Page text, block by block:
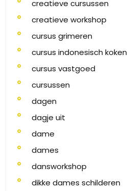
creatieve cursussen
creatieve workshop
cursus grimeren
cursus indonesisch koken
cursus vastgoed
cursussen
dagen
dagje uit
dame
dames
dansworkshop
dikke dames schilderen